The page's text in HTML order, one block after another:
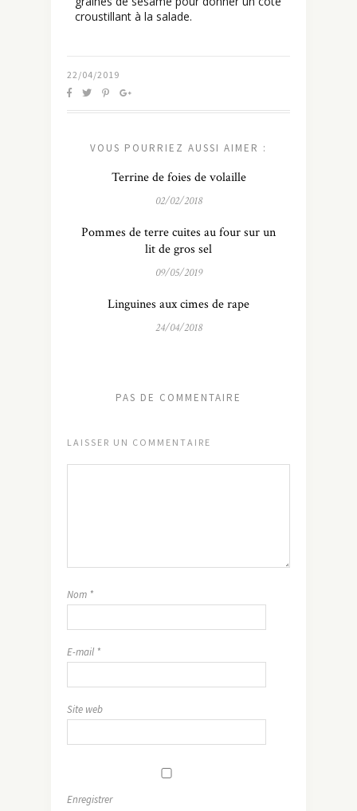
croustillant à la salade.
22/04/2019
VOUS POURRIEZ AUSSI AIMER :
Terrine de foies de volaille
02/02/2018
Pommes de terre cuites au four sur un
lit de gros sel
09/05/2019
Linguines aux cimes de rape
24/04/2018
PAS DE COMMENTAIRE
LAISSER UN COMMENTAIRE
Nom *
E-mail *
Site web
Enregistrer